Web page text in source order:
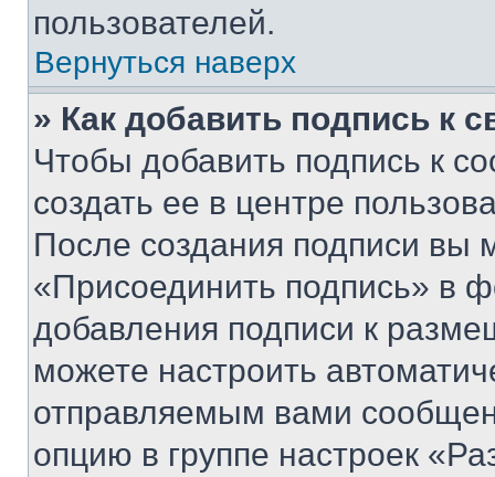
пользователей.
Вернуться наверх
» Как добавить подпись к
Чтобы добавить подпись к
создать ее в центре
После создания подписи вы
«Присоединить подпись» в
добавления подписи к
можете настроить
отправляемым вами
опцию в группе настроек